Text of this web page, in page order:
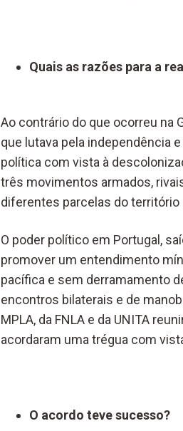
Quais as razões para a
Ao contrário do que ocorreu na
que lutava pela independência
política com vista à
três movimentos armados,
diferentes parcelas do território
O poder político em Portugal,
promover um entendimento
pacífica e sem derramamento
encontros bilaterais e de
MPLA, da FNLA e da UNITA
acordaram uma trégua com
O acordo teve sucesso?